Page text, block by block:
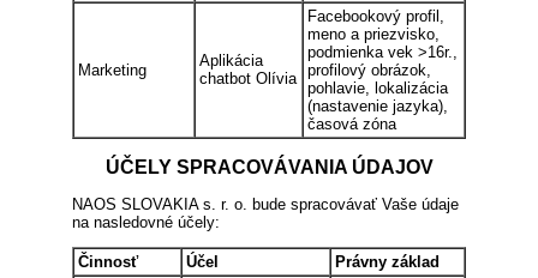
Marketing
Aplikácia
chatbot Olívia
Facebookový profil,
meno a priezvisko,
podmienka vek >16r.,
profilový obrázok,
pohlavie, lokalizácia
(nastavenie jazyka),
časová zóna
ÚČELY SPRACOVÁVANIA ÚDAJOV
NAOS SLOVAKIA s. r. o. bude spracovávať Vaše údaje
na nasledovné účely:
Činnosť Účel Právny základ